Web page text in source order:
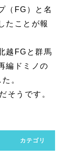
（FG）と名
たことが報
越FGと群馬
編ドミノの
。
そうです。
カテゴリ